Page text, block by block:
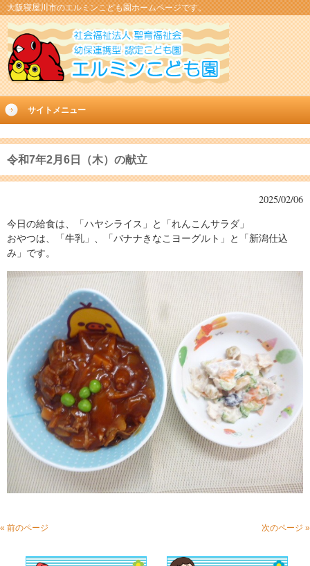
大阪寝屋川市のエルミンこども園ホームページです。
サイトメニュー
令和7年2月6日（木）の献立
2025/02/06
今日の給食は、「ハヤシライス」と「れんこんサラダ」
おやつは、「牛乳」、「バナナきなこヨーグルト」と「新潟仕込
み」です。
« 前のページ 次のページ »